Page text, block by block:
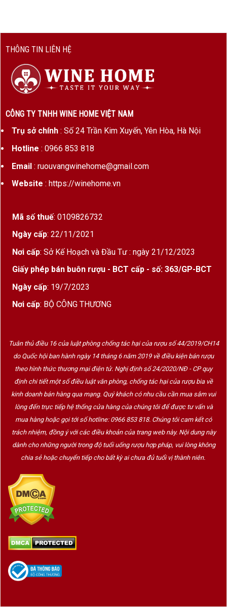
THÔNG TIN LIÊN HỆ
CÔNG TY TNHH WINE HOME VIỆT NAM
Trụ sở chính: Số 24 Trần Kim Xuyến, Yên Hòa, Hà Nội
Hotline : 0966 853 818
Email: ruouvangwinehome@gmail.com
Website : https://winehome.vn
Mã số thuế: 0109826732
Ngày cấp: 22/11/2021
Nơi cấp: Sở Kế Hoạch và Đầu Tư : ngày 21/12/2023
Giấy phép bán buôn rượu - BCT cấp - số: 363/GP-BCT
Ngày cấp: 19/7/2023
Nơi cấp: BỘ CÔNG THƯƠNG
Tuân thủ điều 16 của luật phòng chống tác hại của rượu số 44/2019/CH14
do Quốc hội ban hành ngày 14 tháng 6 năm 2019 về điều kiện bán rượu
theo hình thức thương mại điện tử. Nghị định số 24/2020/NĐ - CP quy
định chi tiết một số điều luật văn phòng, chống tác hại của rượu bia về
kinh doanh bán hàng qua mạng. Quý khách có nhu cầu cần mua sắm vui
lòng đến trực tiếp hệ thống cửa hàng của chúng tôi để được tư vấn và
mua hàng hoặc gọi tới số hotline: 0966 853 818. Chúng tôi cam kết có
trách nhiệm, đồng ý với các điều khoản của trang web này. Nội dung này
dành cho những người trong độ tuổi uống rượu hợp pháp, vui lòng không
chia sẻ hoặc chuyển tiếp cho bất kỳ ai chưa đủ tuổi vị thành niên.